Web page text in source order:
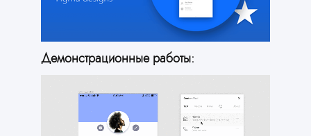
Демонстрационные работы: